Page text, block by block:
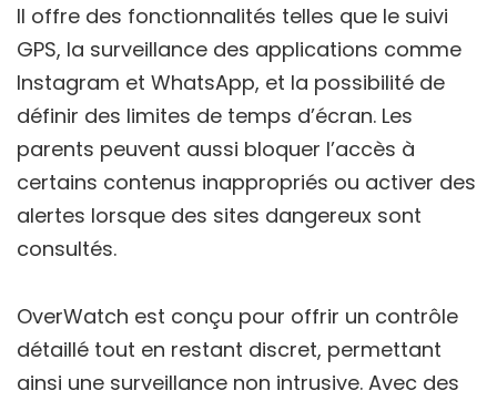
Il offre des fonctionnalités telles que le suivi
GPS, la surveillance des applications comme
Instagram et WhatsApp, et la possibilité de
définir des limites de temps d’écran. Les
parents peuvent aussi bloquer l’accès à
certains contenus inappropriés ou activer des
alertes lorsque des sites dangereux sont
consultés.
OverWatch est conçu pour offrir un contrôle
détaillé tout en restant discret, permettant
ainsi une surveillance non intrusive. Avec des